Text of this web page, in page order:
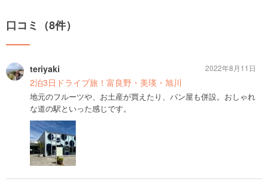
口コミ（8件）
teriyaki
2泊3日ドライブ旅！富良野・美瑛・旭川
地元のフルーツや、お土産が買えたり、パン屋も併設。おしゃれ
な道の駅といった感じです。
2022年8月11日